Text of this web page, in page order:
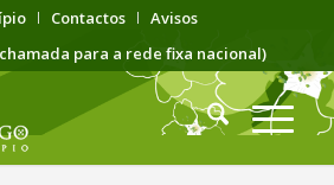
Contactos
Avisos
(chamada para a rede fixa nacional)